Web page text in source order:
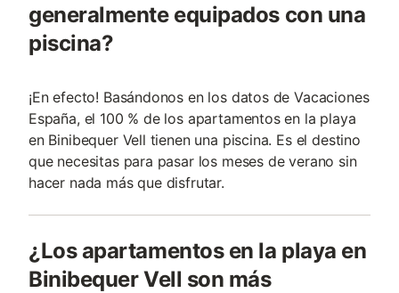
generalmente equipados con una
piscina?
¡En efecto! Basándonos en los datos de Vacaciones
España, el 100 % de los apartamentos en la playa
en Binibequer Vell tienen una piscina. Es el destino
que necesitas para pasar los meses de verano sin
hacer nada más que disfrutar.
¿Los apartamentos en la playa en
Binibequer Vell son más